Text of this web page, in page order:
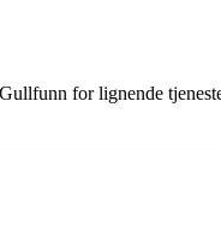
for lignende